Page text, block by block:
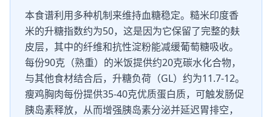
本食谱利用多种机制来维持血糖稳定。糙米印度香
米的升糖指数约为50，这是因为它保留了完整的麸
皮层，其中的纤维和抗性淀粉能减缓葡萄糖吸收。
每份90克（熟重）的米饭提供约20克碳水化合物，
与其他食材结合后，升糖负荷（GL）约为11.7-12。
瘦鸡胸肉每份提供35-40克优质蛋白质，可触发肠促
胰岛素释放，从而增强胰岛素分泌并延迟胃排空，